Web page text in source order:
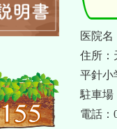
医院
住所：
平針小
駐車場
電話：